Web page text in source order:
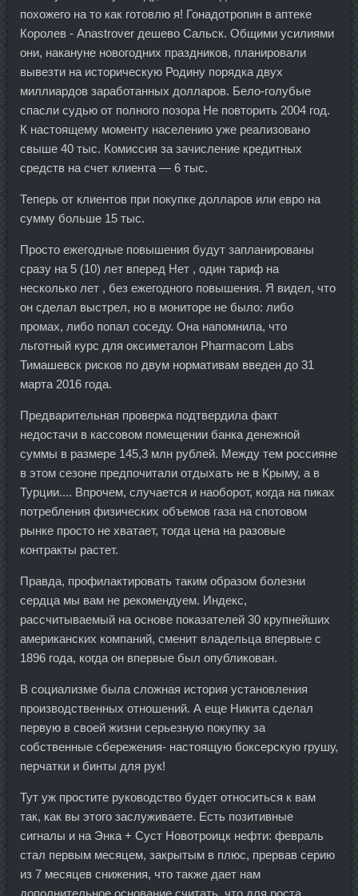
похожего на то как готовлю я! Гонадотропин в аптеке
Королев - Anastrover дешево Сальск. Общими усилиями
они, накануне новогодних праздников, планировали
вывезти на историческую Родину порядка двух
миллиардов заработанных долларов. Бело-голубые
спасли судью от полного позора Не повторить 2004 год.
К настоящему моменту населению уже реализовано
свыше 40 тыс. Комиссия за зачисление кредитных
средств на счет клиента — 6 тыс.
Теперь от клиентов при покупке долларов или евро на
сумму больше 15 тыс.
Просто ежегодные повышения будут запланированы
сразу на 5 (10) лет вперед Нет , один тариф на
несколько лет , без ежегодного повышения. Я видел, что
он сделал выстрел, но в мониторе не было: либо
промах, либо попал соседу. Она напомнила, что
льготный курс для оксиметалон Pharmacom Labs
Тимашевск рисков по двум нормативам введен до 31
марта 2016 года.
Предварительная проверка подтвердила факт
недостачи в кассовом помещении банка денежной
суммы в размере 145,3 млн рублей. Между тем россияне
в этом сезоне предпочитали отдыхать не в Крыму, а в
Турции.... Впрочем, случается и наоборот, когда на пиках
потребления физических объемов газа на спотовом
рынке просто не хватает, тогда цена на разовые
контракты растет.
Правда, профилактировать таким образом болезни
сердца мы вам не рекомендуем. Индекс,
рассчитываемый на основе показателей 30 крупнейших
американских компаний, сменит владельца впервые с
1896 года, когда он впервые был опубликован.
В социализме была сложная история установления
производственных отношений. А еще Никита сделал
первую в своей жизни серьезную покупку за
собственные сбережения- настоящую боксерскую грушу,
перчатки и бинты для рук!
Тут уж простите руководство будет относиться к вам
так, как вы этого заслуживаете. Есть позитивные
сигналы и на Энка + Суст Новотроицк нефти: февраль
стал первым месяцем, закрытым в плюс, прервав серию
из 7 месяцев снижения, что также дает нам
дополнительное основание считать, что для роста